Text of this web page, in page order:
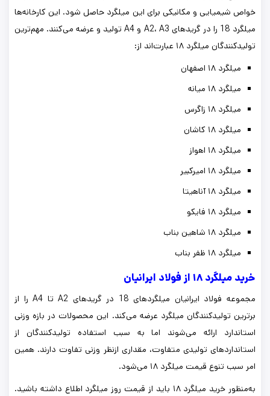
خواص شیمیایی و مکانیکی برای این میلگرد حاصل شود. این کارخانه‌ها
میلگرد 18 را در گریدهای A2، A3 و A4 تولید و عرضه می‌کنند. مهم‌ترین
تولیدکنندگان میلگرد ۱۸ عبارت‌اند از:
میلگرد ۱۸ اصفهان
میلگرد ۱۸ میانه
میلگرد ۱۸ زاگرس
میلگرد ۱۸ کاشان
میلگرد ۱۸ اهواز
میلگرد ۱۸ امیرکبیر
میلگرد ۱۸ آناهیتا
میلگرد ۱۸ فایکو
میلگرد ۱۸ شاهین بناب
میلگرد ۱۸ ظفر بناب
خرید میلگرد ۱۸ از فولاد ایرانیان
مجموعه فولاد ایرانیان میلگردهای 18 در گریدهای A2 تا A4 را از
برترین تولیدکنندگان میلگرد عرضه می‌کند. این محصولات در بازه وزنی
استاندارد ارائه می‌شوند اما به سبب استفاده تولیدکنندگان از
استانداردهای تولیدی متفاوت، مقداری ازنظر وزنی تفاوت دارند. همین
امر سبب تنوع قیمت میلگرد ۱۸ می‌شود.
به‌منظور خرید میلگرد ۱۸ باید از قیمت روز میلگرد اطلاع داشته باشید.